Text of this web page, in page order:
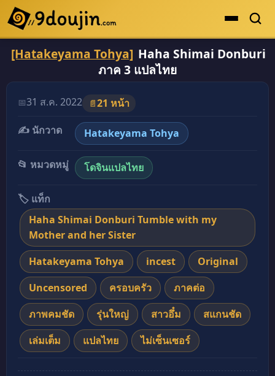
ดูเยอะสุด
คะแนนเยอะสุด
โดจินรูปสี
ระดับตำนาน
ยอดนิยม
เรื่องที่เก็บไว้
[Hatakeyama Tohya] Haha Shimai Donburi
ภาค 3 แปลไทย
📅31 ส.ค. 2022 📄21 หน้า
✍️ นักวาด
Hatakeyama Tohya
📂 หมวดหมู่ โดจินแปลไทย
🏷️ แท็ก
Haha Shimai Donburi Tumble with my
Mother and her Sister
Hatakeyama Tohya
incest
Original
Uncensored
ครอบครัว
ภาคต่อ
ภาพคมชัด
รุ่นใหญ่ สาวอึ๋ม
สแกนชัด
เล่มเต็ม
แปลไทย ไม่เซ็นเซอร์